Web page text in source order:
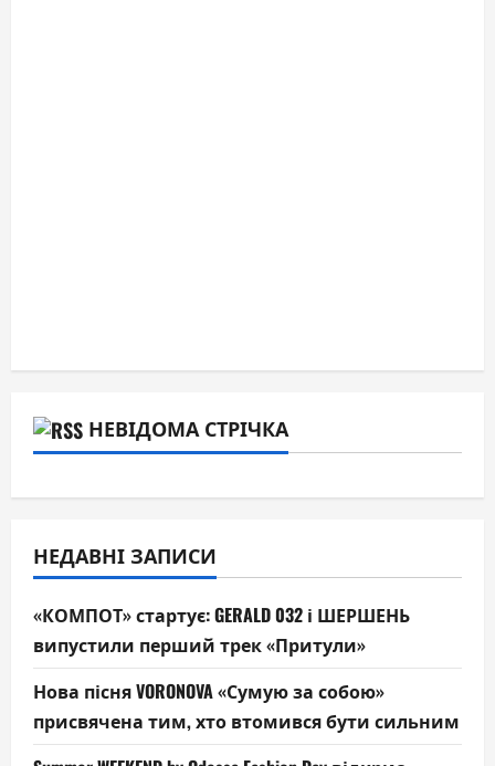
НЕВІДОМА СТРІЧКА
НЕДАВНІ ЗАПИСИ
«КОМПОТ» стартує: GERALD 032 і ШЕРШЕНЬ
випустили перший трек «Притули»
Нова пісня VORONOVA «Сумую за собою»
присвячена тим, хто втомився бути сильним